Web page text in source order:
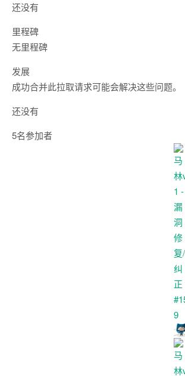
还没有
里程碑
无里程碑
发展
成功合并此拉取请求可能会解决这些问题。
还没有
5名参加者